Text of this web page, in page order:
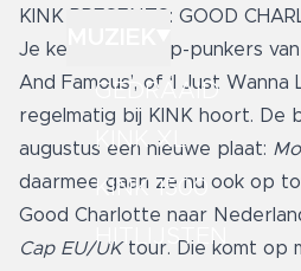
GEDRAAID
KINK XL
KINK 1500
HITLIJSTEN
KINK PRESENTS: GOOD
Je kent deze pop-punkers van
And Famous’, of ‘I Just Wanna
regelmatig bij KINK hoort. De
augustus een nieuwe plaat:
daarmee gaan ze nu ook op
Good Charlotte naar
Cap EU/UKtour. Die komt op